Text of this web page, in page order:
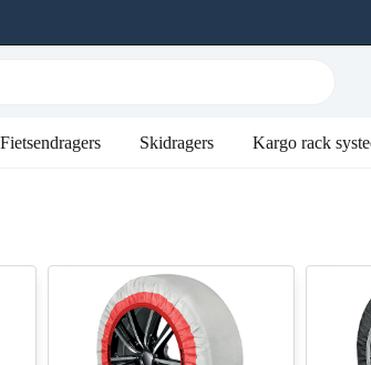
Fietsendragers Skidragers Kargo rack